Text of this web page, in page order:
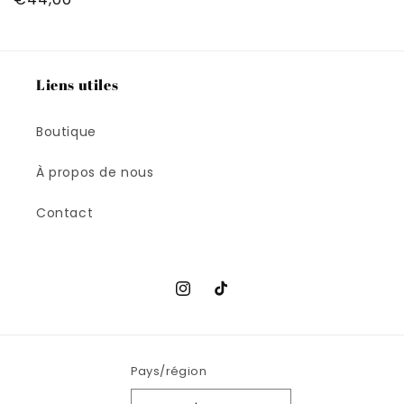
Liens utiles
Boutique
À propos de nous
Contact
Instagram
TikTok
Pays/région